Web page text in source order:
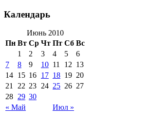
Календарь
Июнь 2010
Пн Вт Ср Чт Пт Сб Вс
« Май Июл »
1 2 3 4 5
6
7
8 9 10 11 12 13
14 15 16 17 18 19 20
21
22 23 24 25 26 27
28 29 30